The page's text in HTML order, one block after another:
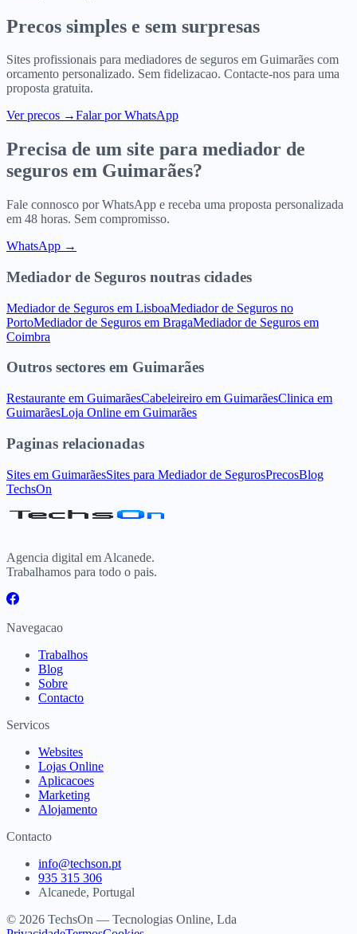
Precos simples e sem surpresas
Sites profissionais para mediadores de seguros em Guimarães com
orcamento personalizado. Sem fidelizacao. Contacte-nos para uma
proposta gratuita.
Ver precos →Falar por WhatsApp
Precisa de um site para mediador de
seguros em Guimarães?
Fale connosco por WhatsApp e receba uma proposta personalizada
em 48 horas. Sem compromisso.
WhatsApp →
Mediador de Seguros noutras cidades
Mediador de Seguros em LisboaMediador de Seguros no
PortoMediador de Seguros em BragaMediador de Seguros em
Coimbra
Outros sectores em Guimarães
Restaurante em GuimarãesCabeleireiro em GuimarãesClinica em
GuimarãesLoja Online em Guimarães
Paginas relacionadas
Sites em GuimarãesSites para Mediador de SegurosPrecosBlog
TechsOn
Agencia digital em Alcanede.
Trabalhamos para todo o pais.
Navegacao
Trabalhos
Blog
Sobre
Contacto
Servicos
Websites
Lojas Online
Aplicacoes
Marketing
Alojamento
Contacto
info@techson.pt
935 315 306
Alcanede, Portugal
© 2026 TechsOn — Tecnologias Online, Lda